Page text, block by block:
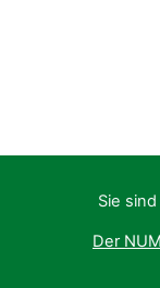
Sie
Der